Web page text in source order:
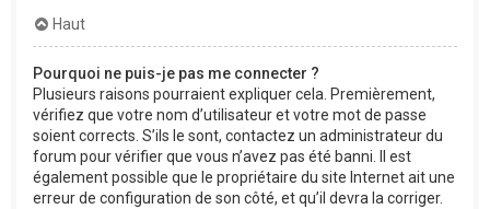
Haut
Pourquoi ne puis-je pas me connecter ?
Plusieurs raisons pourraient expliquer cela. Premièrement,
vérifiez que votre nom d’utilisateur et votre mot de passe
soient corrects. S’ils le sont, contactez un administrateur du
forum pour vérifier que vous n’avez pas été banni. Il est
également possible que le propriétaire du site Internet ait une
erreur de configuration de son côté, et qu’il devra la corriger.